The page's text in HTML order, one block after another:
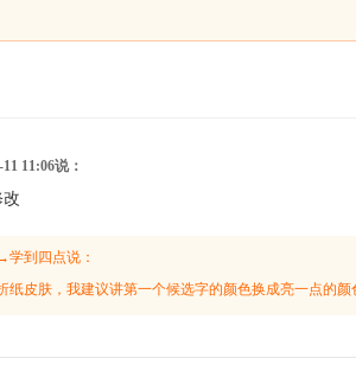
11:06说：
到四点说：
纸皮肤，我建议讲第一个候选字的颜色换成亮一点的